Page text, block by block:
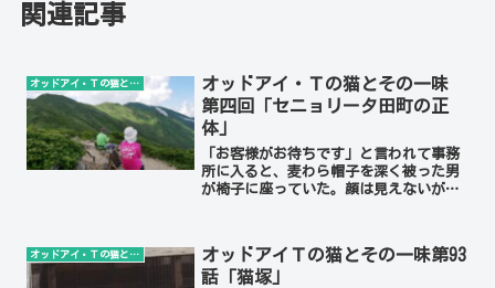
関連記事
オッドアイ・Ｔの猫とその一味
オッドアイ・Ｔの猫とその一味
第四回「セニョリータ田町の正
体」
「お客様がお待ちです」と言われて事務
所に入ると、麦わら帽子を深く被った男
が椅子に座っていた。顔は見えないが、
生、どうも」「急にすみません。患者さ
んの職場環境を見るのも有...
オッドアイ・Ｔの猫とその一味
オッドアイＴの猫とその一味第93
話「猫塚」